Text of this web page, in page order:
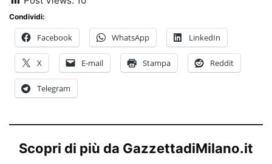
Condividi:
Facebook WhatsApp LinkedIn
X E-mail Stampa Reddit
Telegram
Scopri di più da GazzettadiMilano.it